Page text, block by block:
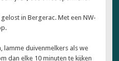
in Bergerac. Met een NW-
lamme duivenmelkers als we
dan elke 10 minuten te kijken